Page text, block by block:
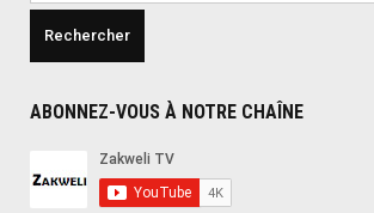
ABONNEZ-VOUS À NOTRE CHAÎNE